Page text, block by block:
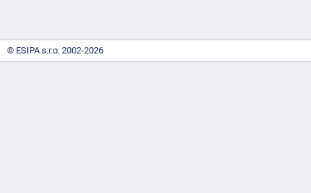
© ESIPA s.r.o. 2002-2026